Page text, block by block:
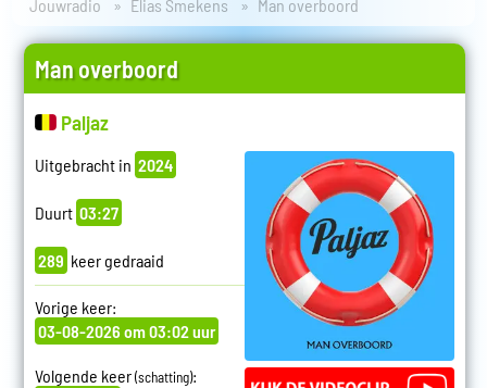
Jouwradio Elias Smekens Man overboord
Man overboord
Paljaz
Uitgebracht in 2024
Duurt 03:27
289 keer gedraaid
Vorige keer:
03-08-2026 om 03:02 uur
Volgende keer(schatting):